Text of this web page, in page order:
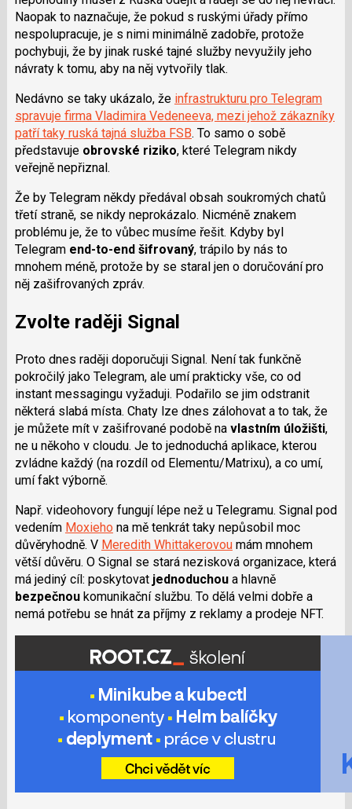
Naopak to naznačuje, že pokud s ruskými úřady přímo
nespolupracuje, je s nimi minimálně zadobře, protože
pochybuji, že by jinak ruské tajné služby nevyužily jeho
návraty k tomu, aby na něj vytvořily tlak.
Nedávno se taky ukázalo, že infrastrukturu pro Telegram
spravuje firma Vladimira Vedeneeva, mezi jehož zákazníky
patří taky ruská tajná služba FSB. To samo o sobě
představuje obrovské riziko, které Telegram nikdy
veřejně nepřiznal.
Že by Telegram někdy předával obsah soukromých chatů
třetí straně, se nikdy neprokázalo. Nicméně znakem
problému je, že to vůbec musíme řešit. Kdyby byl
Telegram end-to-end šifrovaný, trápilo by nás to
mnohem méně, protože by se staral jen o doručování pro
něj zašifrovaných zpráv.
Zvolte raději Signal
Proto dnes raději doporučuji Signal. Není tak funkčně
pokročilý jako Telegram, ale umí prakticky vše, co od
instant messagingu vyžaduji. Podařilo se jim odstranit
některá slabá místa. Chaty lze dnes zálohovat a to tak, že
je můžete mít v zašifrované podobě na vlastním úložišti,
ne u někoho v cloudu. Je to jednoduchá aplikace, kterou
zvládne každý (na rozdíl od Elementu/Matrixu), a co umí,
umí fakt výborně.
Např. videohovory fungují lépe než u Telegramu. Signal pod
vedením Moxiehona mě tenkrát taky nepůsobil moc
důvěryhodně. V Meredith Whittakerovoumám mnohem
větší důvěru. O Signal se stará nezisková organizace, která
má jediný cíl: poskytovat jednoduchoua hlavně
bezpečnoukomunikační službu. To dělá velmi dobře a
nemá potřebu se hnát za příjmy z reklamy a prodeje NFT.